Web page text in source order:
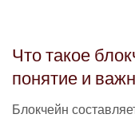
Что такое
понятие и
Блокчейн